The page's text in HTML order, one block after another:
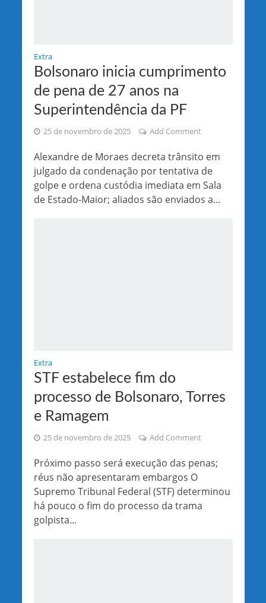
Extra
Bolsonaro inicia cumprimento
de pena de 27 anos na
Superintendência da PF
25 de novembro de 2025 Add Comment
Alexandre de Moraes decreta trânsito em
julgado da condenação por tentativa de
golpe e ordena custódia imediata em Sala
de Estado-Maior; aliados são enviados a...
Extra
STF estabelece fim do
processo de Bolsonaro, Torres
e Ramagem
25 de novembro de 2025 Add Comment
Próximo passo será execução das penas;
réus não apresentaram embargos O
Supremo Tribunal Federal (STF) determinou
há pouco o fim do processo da trama
golpista...